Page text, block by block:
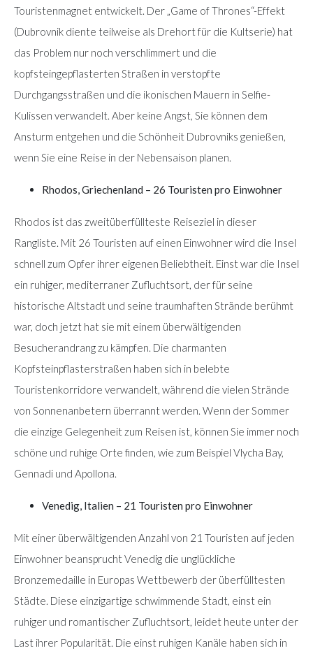
Touristenmagnet entwickelt. Der „Game of Thrones“-Effekt
(Dubrovnik diente teilweise als Drehort für die Kultserie) hat
das Problem nur noch verschlimmert und die
kopfsteingepflasterten Straßen in verstopfte
Durchgangsstraßen und die ikonischen Mauern in Selfie-
Kulissen verwandelt. Aber keine Angst, Sie können dem
Ansturm entgehen und die Schönheit Dubrovniks genießen,
wenn Sie eine Reise in der Nebensaison planen.
Rhodos, Griechenland – 26 Touristen pro Einwohner
Rhodos ist das zweitüberfüllteste Reiseziel in dieser
Rangliste. Mit 26 Touristen auf einen Einwohner wird die Insel
schnell zum Opfer ihrer eigenen Beliebtheit. Einst war die Insel
ein ruhiger, mediterraner Zufluchtsort, der für seine
historische Altstadt und seine traumhaften Strände berühmt
war, doch jetzt hat sie mit einem überwältigenden
Besucherandrang zu kämpfen. Die charmanten
Kopfsteinpflasterstraßen haben sich in belebte
Touristenkorridore verwandelt, während die vielen Strände
von Sonnenanbetern überrannt werden. Wenn der Sommer
die einzige Gelegenheit zum Reisen ist, können Sie immer noch
schöne und ruhige Orte finden, wie zum Beispiel Vlycha Bay,
Gennadi und Apollona.
Venedig, Italien – 21 Touristen pro Einwohner
Mit einer überwältigenden Anzahl von 21 Touristen auf jeden
Einwohner beansprucht Venedig die unglückliche
Bronzemedaille in Europas Wettbewerb der überfülltesten
Städte. Diese einzigartige schwimmende Stadt, einst ein
ruhiger und romantischer Zufluchtsort, leidet heute unter der
Last ihrer Popularität. Die einst ruhigen Kanäle haben sich in